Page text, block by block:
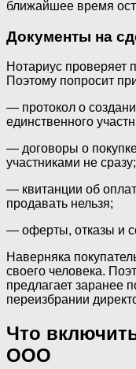
ближайшее время
Документы на
Нотариус проверяет
Поэтому попросит
— протокол о
единственного
— договоры о
участниками не сразу;
— квитанции об
продавать нельзя;
— оферты, отказы и
Наверняка
своего человека.
предлагает заранее
переизбрании
Что
ООО